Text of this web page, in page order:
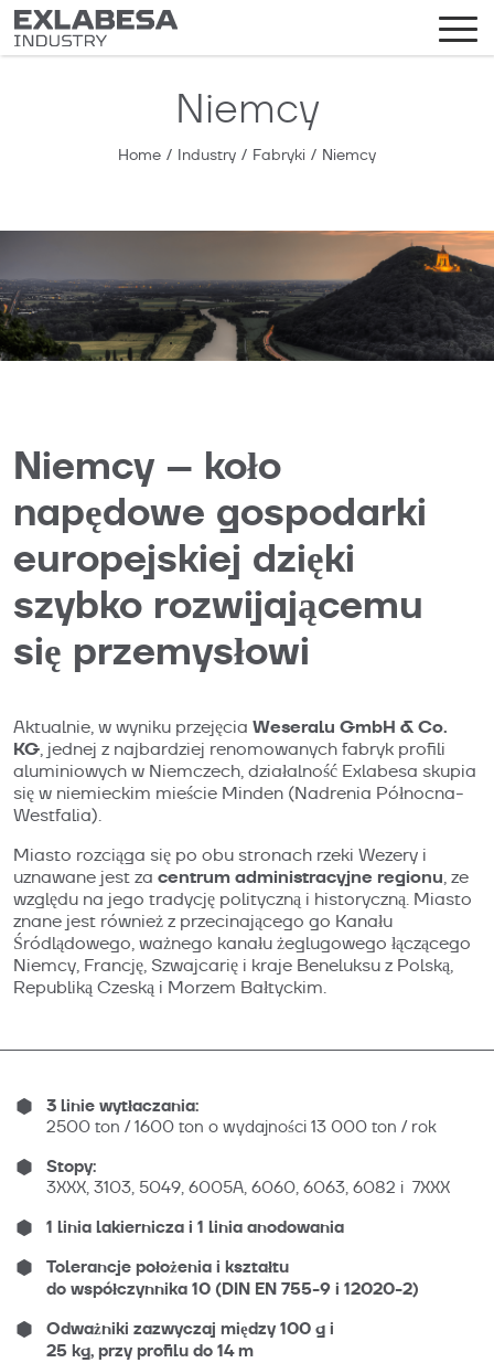
Niemcy
Home / Industry / Fabryki / Niemcy
Niemcy – koło
napędowe gospodarki
europejskiej dzięki
szybko rozwijającemu
się przemysłowi
Aktualnie, w wyniku przejęcia Weseralu GmbH & Co.
KG, jednej z najbardziej renomowanych fabryk profili
aluminiowych w Niemczech, działalność Exlabesa skupia
się w niemieckim mieście Minden (Nadrenia Północna-
Westfalia).
Miasto rozciąga się po obu stronach rzeki Wezery i
uznawane jest za centrum administracyjne regionu, ze
względu na jego tradycję polityczną i historyczną. Miasto
znane jest również z przecinającego go Kanału
Śródlądowego, ważnego kanału żeglugowego łączącego
Niemcy, Francję, Szwajcarię i kraje Beneluksu z Polską,
Republiką Czeską i Morzem Bałtyckim.
3 linie wytłaczania:
2500 ton / 1600 ton o wydajności 13 000 ton / rok
Stopy:
3XXX, 3103, 5049, 6005A, 6060, 6063, 6082 i 7XXX
1 linia lakiernicza i 1 linia anodowania
Tolerancje położenia i kształtu
do współczynnika 10 (DIN EN 755-9 i 12020-2)
Odważniki zazwyczaj między 100 g i
25 kg, przy profilu do 14 m